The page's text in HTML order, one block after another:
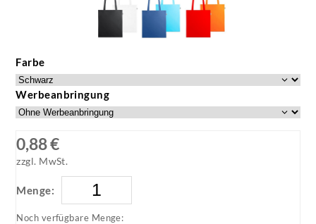
Farbe
Werbeanbringung
0,88 €
zzgl. MwSt.
Menge:
Noch verfügbare Menge: